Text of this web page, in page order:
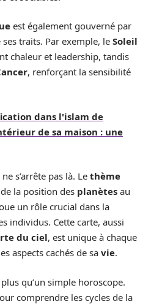
est également gouverné par
traits. Par exemple, le Soleil
chaleur et leadership, tandis
, renforçant la sensibilité
dans l'islam de
de sa maison : une
ne s’arrête pas là. Le thème
la position des planètes au
un rôle crucial dans la
individus. Cette carte, aussi
du ciel, est unique à chaque
aspects cachés de sa vie.
qu’un simple horoscope.
comprendre les cycles de la